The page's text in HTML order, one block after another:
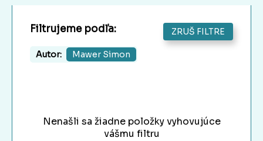
Filtrujeme podľa: ZRUŠ FILTRE
Autor: Mawer Simon
Nenašli sa žiadne položky vyhovujúce
vášmu filtru